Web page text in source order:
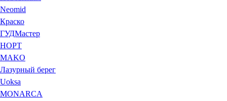
Neomid
Краско
ГУДМастер
НОРТ
MAKO
Лазурный берег
Uoksa
MONARCA